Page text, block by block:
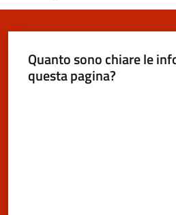
Vivere
San
Quanto sono chiare le
questa pagina?